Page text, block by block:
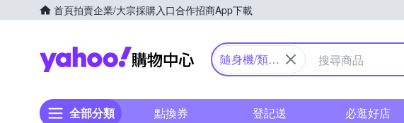
首頁拍賣企業/大宗採購入口合作招商App下載
Yahoo購物中心
隨身機/類單
全部分類 點換券 登記送 必逛好店